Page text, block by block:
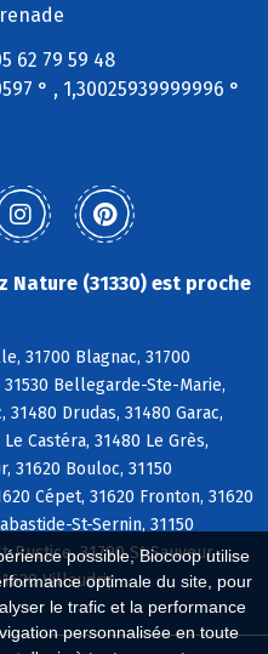
possible, Biocoop utilise
optimale du site, pour
le trafic et la performance
personnalisée en toute
62 79 59 48
° , 1,30025939999996 °
Nature (31330) est proche
31700 Blagnac, 31700
Bellegarde-Ste-Marie,
Drudas, 31480 Garac,
Castéra, 31480 Le Grès,
31620 Bouloc, 31150
Cépet, 31620 Fronton, 31620
St-Sernin, 31150
Rustice, 31790 St-Sauveur,
Villaudric